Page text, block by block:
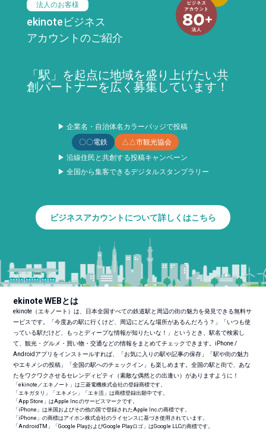
法人のお客様
ekinoteビジネス
アカウントのご紹介
「駅」を起点に地域を盛り上げたい共
創パートナーを広く募集しています！
▶ 企業名・自治体名カラーバッジで投稿
〇〇電鉄
△△市観光協会
▶ 沿線住民と共創する投稿キャンペーン
▶ 全国から集客できるデジタルスタンプラリー
ビジネスアカウントについて詳しくはこちら
ekinote WEBとは
ekinote（エキノート）は、日本全国すべての鉄道駅と周辺の街の魅力を発見できる無料サ
ービスです。「今度あの駅に行くけど、周辺にどんな場所があるんだろう？」「いつも使
っている駅だけど、もっとディープな情報が知りたいな！」というとき、駅名で検索し
て、観光・グルメ・買い物・交通などの情報をまとめてチェックできます。iPhone /
Androidアプリをインストールすれば、「お気に入りの駅や記事の保存」「駅や街の魅力
やエキメシの投稿」「全国の駅へのチェックイン」も楽しめます。全国の駅と街で、あな
たをワクワクさせるセレンディピティ（素敵な偶然との出逢い）がありますように！
「ekinote／エキノート」は三菱電機株式会社の登録商標です。
「エキガタリ」「エキメシ」「エキ活」は商標登録出願中です。
「App Store」はApple Inc.のサービスマークです。
「iPhone」は米国およびその他の国で登録されたApple Inc.の商標です。
「iPhone」の商標はアイホン株式会社のライセンスに基づき使用されています。
「AndroidTM 」「Google PlayおよびGoogle Playロゴ」はGoogle LLCの商標です。